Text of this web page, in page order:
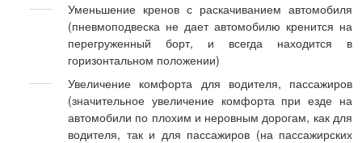
Уменьшение кренов с раскачиванием автомобиля
(пневмоподвеска не дает автомобилю кренится на
перегруженный борт, и всегда находится в
горизонтальном положении)
Увеличение комфорта для водителя, пассажиров
(значительное увеличение комфорта при езде на
автомобили по плохим и неровным дорогам, как для
водителя, так и для пассажиров (на пассажирских